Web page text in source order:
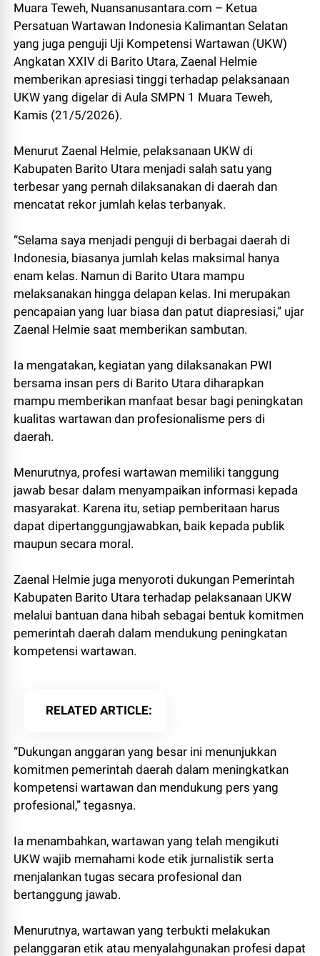
Muara Teweh, Nuansanusantara.com – Ketua
Persatuan Wartawan Indonesia Kalimantan Selatan
yang juga penguji Uji Kompetensi Wartawan (UKW)
Angkatan XXIV di Barito Utara, Zaenal Helmie
memberikan apresiasi tinggi terhadap pelaksanaan
UKW yang digelar di Aula SMPN 1 Muara Teweh,
Kamis (21/5/2026).
Menurut Zaenal Helmie, pelaksanaan UKW di
Kabupaten Barito Utara menjadi salah satu yang
terbesar yang pernah dilaksanakan di daerah dan
mencatat rekor jumlah kelas terbanyak.
“Selama saya menjadi penguji di berbagai daerah di
Indonesia, biasanya jumlah kelas maksimal hanya
enam kelas. Namun di Barito Utara mampu
melaksanakan hingga delapan kelas. Ini merupakan
pencapaian yang luar biasa dan patut diapresiasi,” ujar
Zaenal Helmie saat memberikan sambutan.
Ia mengatakan, kegiatan yang dilaksanakan PWI
bersama insan pers di Barito Utara diharapkan
mampu memberikan manfaat besar bagi peningkatan
kualitas wartawan dan profesionalisme pers di
daerah.
Menurutnya, profesi wartawan memiliki tanggung
jawab besar dalam menyampaikan informasi kepada
masyarakat. Karena itu, setiap pemberitaan harus
dapat dipertanggungjawabkan, baik kepada publik
maupun secara moral.
Zaenal Helmie juga menyoroti dukungan Pemerintah
Kabupaten Barito Utara terhadap pelaksanaan UKW
melalui bantuan dana hibah sebagai bentuk komitmen
pemerintah daerah dalam mendukung peningkatan
kompetensi wartawan.
RELATED ARTICLE
“Dukungan anggaran yang besar ini menunjukkan
komitmen pemerintah daerah dalam meningkatkan
kompetensi wartawan dan mendukung pers yang
profesional,” tegasnya.
Ia menambahkan, wartawan yang telah mengikuti
UKW wajib memahami kode etik jurnalistik serta
menjalankan tugas secara profesional dan
bertanggung jawab.
Menurutnya, wartawan yang terbukti melakukan
pelanggaran etik atau menyalahgunakan profesi dapat